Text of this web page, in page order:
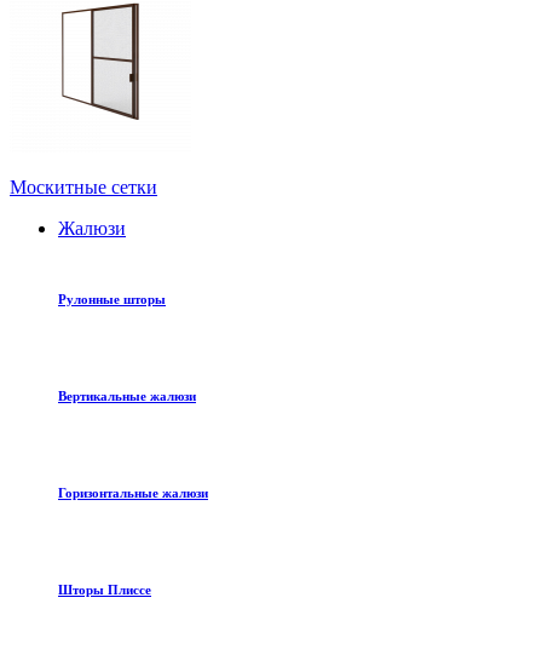
Москитные сетки
Жалюзи
Рулонные шторы
Вертикальные жалюзи
Горизонтальные жалюзи
Шторы Плиссе